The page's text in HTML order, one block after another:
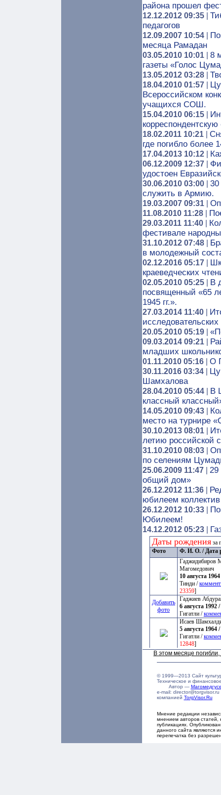
района прошел
12.12.2012 09:35
педагогов
12.09.2007 10:54
месяца Рамадан
03.05.2010 10:01
8
газеты «Голос
13.05.2012 03:28
18.04.2010 01:57
Всероссийском
учащихся СОШ.
15.04.2010 06:15
корреспондентскую
18.02.2011 10:21
где погибло более
17.04.2013 10:12
06.12.2009 12:37
удостоен
30.06.2010 03:00
служить в Армию.
19.03.2007 09:31
11.08.2010 11:28
29.03.2011 11:40
фестивале
31.10.2012 07:48
в молодежный
02.12.2016 05:17
краеведческих
02.05.2010 05:25
В
посвященный «65
1945 гг.».
27.03.2014 11:40
20.05.2010 05:19
09.03.2014 09:21
младших
01.11.2010 05:16 О
30.11.2016 03:34
Шамхалова
28.04.2010 05:44
В
классный
14.05.2010 09:43
место на турнире
30.10.2013 08:01
летию российской
31.10.2010 08:03
по селениям
25.06.2009 11:47
29
общий дом»
26.12.2012 11:36
юбилеем
26.12.2012 10:33
Юбилеем!
14.12.2012 05:23
Даты рождения за
Фото
Ф. И. О. / Дата
Гаджидибиров
Магомедович
10 августа
Тинди /
23359]
Добавить
фото
Гаджиев
6 августа 1992
Гигатли /
Исаев
5 августа 1964
Гигатли /
12848]
В этом месяце
© 1999—2013 Сайт
Техническое и
Автор —
e-mail:
компанией TorgVisor.Ru
Мнение редакции
мнением авторов статей,
публикациях.
данного сайта являются
перепечатка без